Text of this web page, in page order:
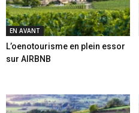
EN AVANT
L’oenotourisme en plein essor
sur AIRBNB